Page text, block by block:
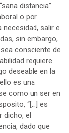
distancia”
o por
necesidad, salir e
sin embargo,
consciente de
requiere
deseable en la
es una
como un ser en
“[…] es
dicho, el
dado que